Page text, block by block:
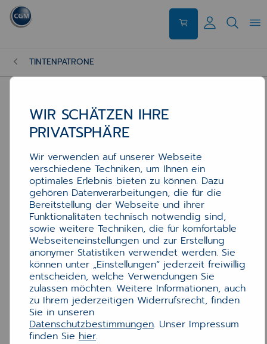
TINTENPATRONE
WIR SCHÄTZEN IHRE
PRIVATSPHÄRE
Wir verwenden auf unserer Webseite
verschiedene Techniken, um Ihnen ein
optimales Erlebnis bieten zu können. Dazu
gehören Datenverarbeitungen, die für die
Bereitstellung der Webseite und ihrer
Funktionalitäten technisch notwendig sind,
sowie weitere Techniken, die für komfortable
Webseiteneinstellungen und zur Erstellung
anonymer Statistiken verwendet werden. Sie
können unter „Einstellungen“ jederzeit freiwillig
entscheiden, welche Verwendungen Sie
zulassen möchten. Weitere Informationen, auch
zu Ihrem jederzeitigen Widerrufsrecht, finden
Sie in unseren
Datenschutzbestimmungen. Unser Impressum
finden Sie hier.